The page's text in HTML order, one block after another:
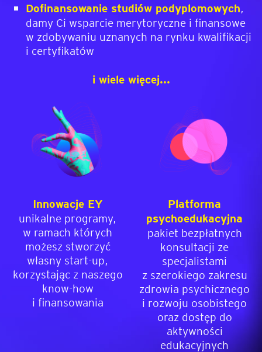
Dofinansowanie studiów podyplomowych,
damy Ci wsparcie merytoryczne i finansowe
w zdobywaniu uznanych na rynku kwalifikacji
i certyfikatów
i wiele więcej...
Innowacje EY
unikalne programy,
w ramach których
możesz stworzyć
własny start-up,
korzystając z naszego
know-how
i finansowania
Platforma
psychoedukacyjna
pakiet bezpłatnych
konsultacji ze
specjalistami
z szerokiego zakresu
zdrowia psychicznego
i rozwoju osobistego
oraz dostęp do
aktywności
edukacyjnych